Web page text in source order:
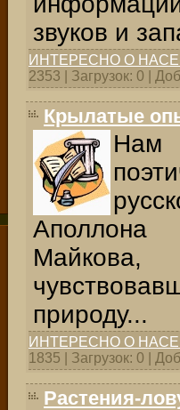
звуков и
ИНТЕРЕСНО О
2353 | Загрузок: 0 |
Крылатые
Нам
природу...
ИНТЕРЕСНО О
1835 | Загрузок: 0 |
Растения-